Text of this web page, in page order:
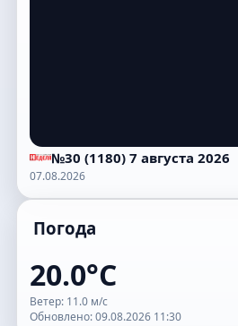
№30 (1180) 7 августа 2026
07.08.2026
Погода
20.0°C
Ветер: 11.0 м/с
Обновлено: 09.08.2026 11:30